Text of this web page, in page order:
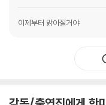
제45회 시체스 영화제, 제
름영화제 등 유수의 영화제
받은 것일까요? 아니면 또
깊은 여운을 선사해 현재까
이제부터 맑아질거야